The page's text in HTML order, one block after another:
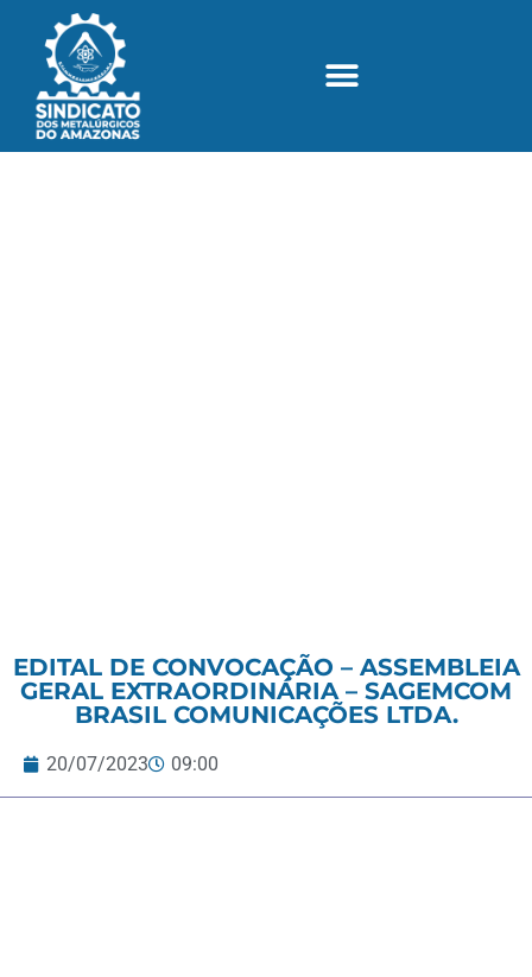
EDITAL DE CONVOCAÇÃO – ASSEMBLEIA
GERAL EXTRAORDINÁRIA – SAGEMCOM
BRASIL COMUNICAÇÕES LTDA.
20/07/2023 09:00